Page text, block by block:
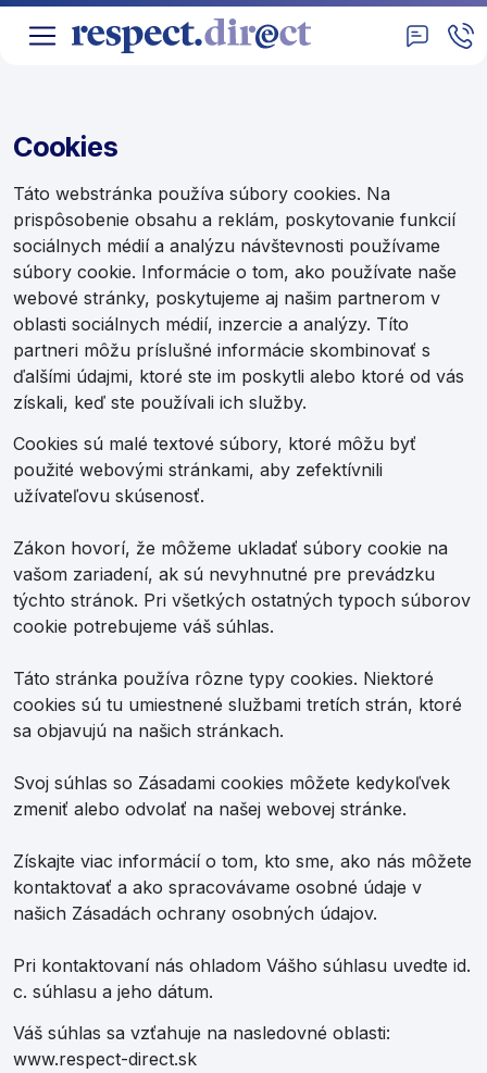
Cookies
Táto webstránka používa súbory cookies. Na
prispôsobenie obsahu a reklám, poskytovanie funkcií
sociálnych médií a analýzu návštevnosti používame
súbory cookie. Informácie o tom, ako používate naše
webové stránky, poskytujeme aj našim partnerom v
oblasti sociálnych médií, inzercie a analýzy. Títo
partneri môžu príslušné informácie skombinovať s
ďalšími údajmi, ktoré ste im poskytli alebo ktoré od vás
získali, keď ste používali ich služby.
Cookies sú malé textové súbory, ktoré môžu byť
použité webovými stránkami, aby zefektívnili
užívateľovu skúsenosť.
Zákon hovorí, že môžeme ukladať súbory cookie na
vašom zariadení, ak sú nevyhnutné pre prevádzku
týchto stránok. Pri všetkých ostatných typoch súborov
cookie potrebujeme váš súhlas.
Táto stránka používa rôzne typy cookies. Niektoré
cookies sú tu umiestnené službami tretích strán, ktoré
sa objavujú na našich stránkach.
Svoj súhlas so Zásadami cookies môžete kedykoľvek
zmeniť alebo odvolať na našej webovej stránke.
Získajte viac informácií o tom, kto sme, ako nás môžete
kontaktovať a ako spracovávame osobné údaje v
našich Zásadách ochrany osobných údajov.
Pri kontaktovaní nás ohladom Vášho súhlasu uvedte id.
c. súhlasu a jeho dátum.
Váš súhlas sa vzťahuje na nasledovné oblasti:
www.respect-direct.sk